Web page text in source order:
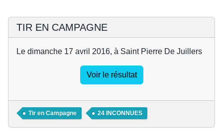
TIR EN CAMPAGNE
Le dimanche 17 avril 2016, à Saint Pierre De Juillers
Voir le résultat
Tir en Campagne 24 INCONNUES